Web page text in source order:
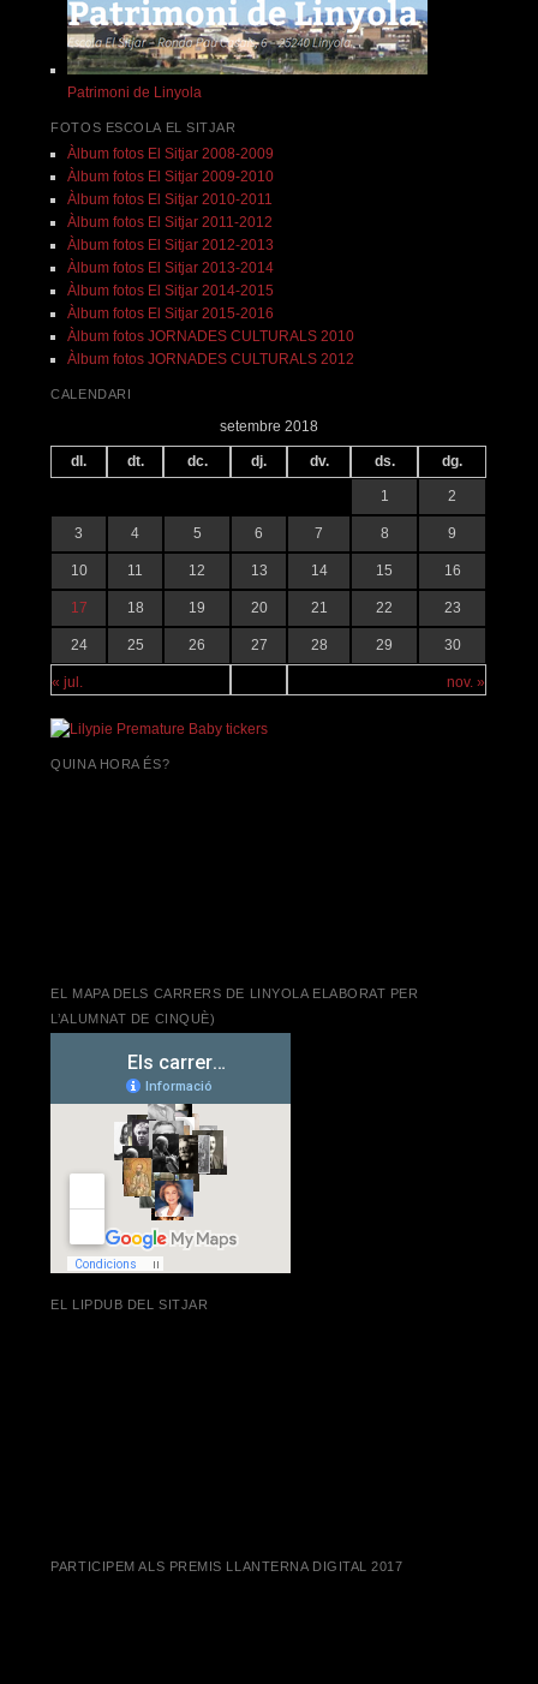
Patrimoni de Linyola
FOTOS ESCOLA EL SITJAR
Àlbum fotos El Sitjar 2008-2009
Àlbum fotos El Sitjar 2009-2010
Àlbum fotos El Sitjar 2010-2011
Àlbum fotos El Sitjar 2011-2012
Àlbum fotos El Sitjar 2012-2013
Àlbum fotos El Sitjar 2013-2014
Àlbum fotos El Sitjar 2014-2015
Àlbum fotos El Sitjar 2015-2016
Àlbum fotos JORNADES CULTURALS 2010
Àlbum fotos JORNADES CULTURALS 2012
CALENDARI
setembre 2018
dl. dt. dc. dj. dv. ds. dg.
« jul. nov. »
1 2
3 4 5 6 7 8 9
10 11 12 13 14 15 16
17 18 19 20 21 22 23
24 25 26 27 28 29 30
QUINA HORA ÉS?
EL MAPA DELS CARRERS DE LINYOLA ELABORAT PER
L’ALUMNAT DE CINQUÈ)
EL LIPDUB DEL SITJAR
PARTICIPEM ALS PREMIS LLANTERNA DIGITAL 2017